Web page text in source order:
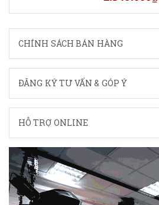
CHÍNH SÁCH BÁN HÀNG
ĐĂNG KÝ TƯ VẤN & GÓP Ý
HỖ TRỢ ONLINE